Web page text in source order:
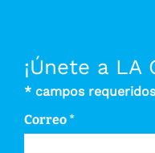
¡Únete a LA
* campos requeridos
Correo *